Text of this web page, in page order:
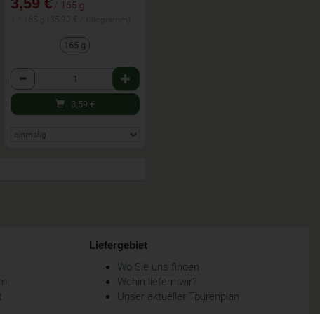
/ 165 g
165 g
Anzahl
3,59 €
Liefergebiet
Wo Sie uns finden
Wohin liefern wir?
Unser aktueller Tourenplan